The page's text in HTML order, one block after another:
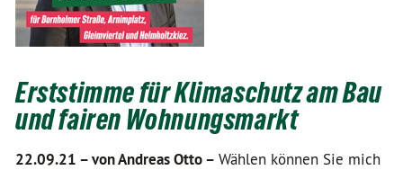
Erststimme für Klimaschutz am Bau
und fairen Wohnungsmarkt
22.09.21 –von Andreas Otto – Wählen können Sie mich